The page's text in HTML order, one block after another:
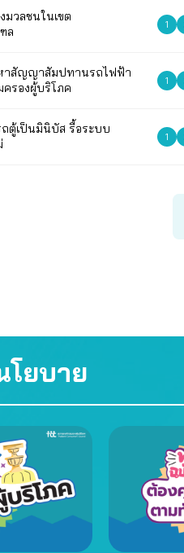
วลชนในเขต
ล
1
าสัญญาสัมปทานรถไฟฟ้า
ครองผู้บริโภค
1
ตู้เป็นมินิบัส รื้อระบบ
1
โยบาย